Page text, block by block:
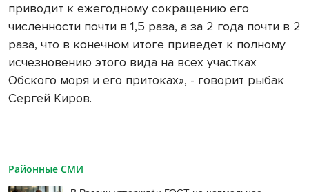
приводит к ежегодному сокращению его
численности почти в 1,5 раза, а за 2 года почти в 2
раза, что в конечном итоге приведет к полному
исчезновению этого вида на всех участках
Обского моря и его притоках», - говорит рыбак
Сергей Киров.
Районные СМИ